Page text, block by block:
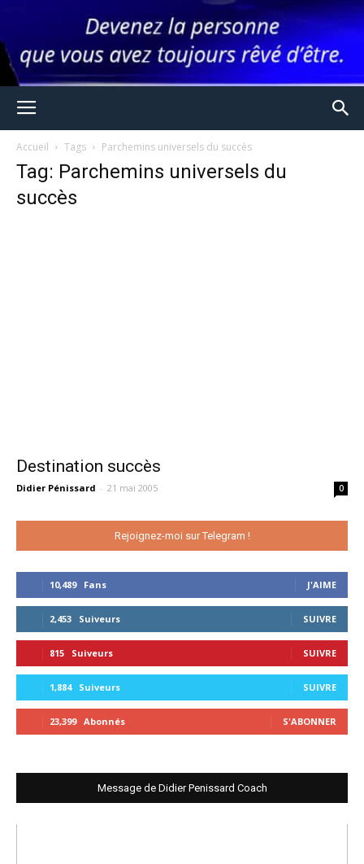
Accueil Tags Parchemins universels du succès
Tag: Parchemins universels du
succès
Destination succès
Didier Pénissard - 21 mai 2005 0
Rejoignez-moi sur Telegram !
10,489 Fans J'AIME
2,453 Suiveurs SUIVRE
815 Suiveurs SUIVRE
1,884 Suiveurs SUIVRE
23,399 Abonnés S'ABONNER
Message de Didier Penissard Coach